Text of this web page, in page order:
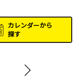
カレンダーから
探す